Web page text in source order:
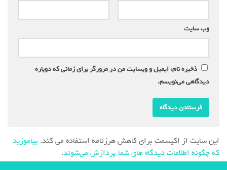
وب‌ سایت
ذخیره نام، ایمیل و وبسایت من در مرورگر برای زمانی که دوباره
دیدگاهی می‌نویسم.
این سایت از اکیسمت برای کاهش هرزنامه استفاده می کند. بیاموزید
که چگونه اطلاعات دیدگاه های شما پردازش می‌شوند.